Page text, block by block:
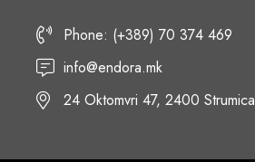
Phone: (+389) 70 374 469
info@endora.mk
24 Oktomvri 47, 2400 Strumica